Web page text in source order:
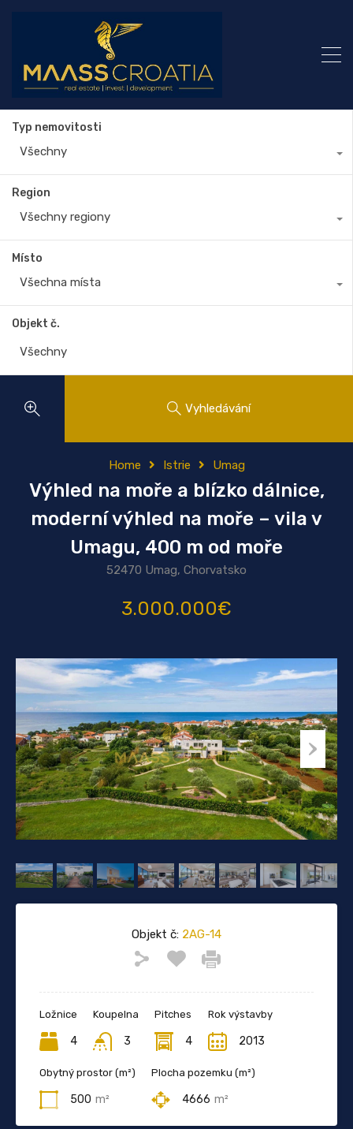
Typ nemovitosti
Všechny
Region
Všechny regiony
Místo
Všechna místa
Objekt č.
Vyhledávání
Home Istrie Umag
Výhled na moře a blízko dálnice,
moderní výhled na moře – vila v
Umagu, 400 m od moře
52470 Umag, Chorvatsko
3.000.000€
Objekt č: 2AG-14
Ložnice
4
Koupelna
3
Pitches
4
Rok výstavby
2013
Obytný prostor (m²)
500 m²
Plocha pozemku (m²)
4666 m²